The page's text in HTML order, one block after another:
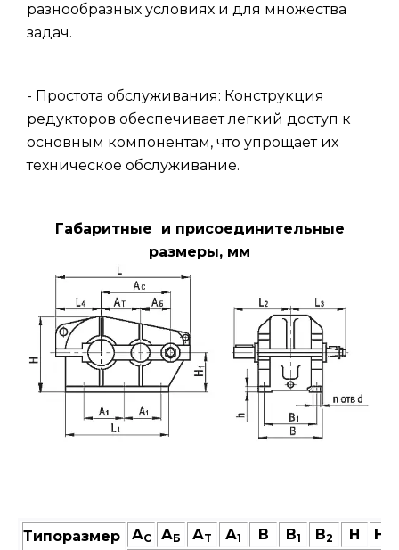
разнообразных условиях и для множества
задач.
- Простота обслуживания: Конструкция
редукторов обеспечивает легкий доступ к
основным компонентам, что упрощает их
техническое обслуживание.
Габаритные и присоединительные
размеры, мм
Типоразмер
АC АБ АT А1 В В1 В2 Н Н